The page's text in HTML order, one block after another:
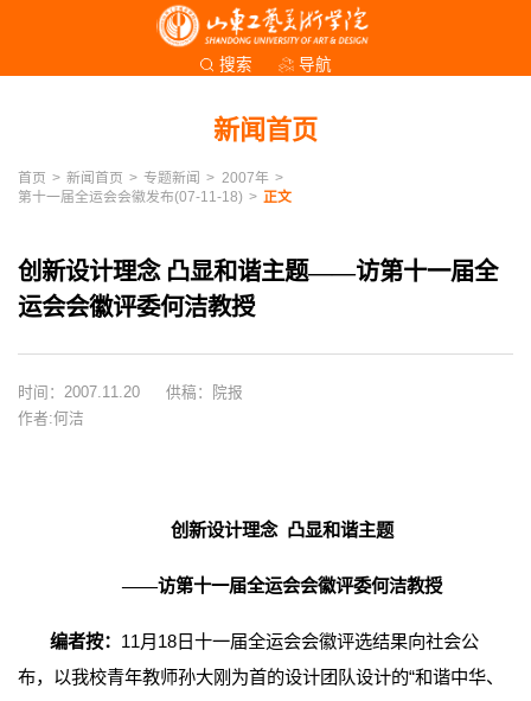
搜索 导航
新闻首页
首页 > 新闻首页 > 专题新闻 > 2007年 >
第十一届全运会会徽发布(07-11-18) > 正文
创新设计理念 凸显和谐主题——访第十一届全
运会会徽评委何洁教授
时间：2007.11.20
供稿：院报
作者:何洁
创新设计理念 凸显和谐主题
——访第十一届全运会会徽评委何洁教授
编者按： 11月18日十一届全运会会徽评选结果向社会公
布，以我校青年教师孙大刚为首的设计团队设计的“和谐中华、